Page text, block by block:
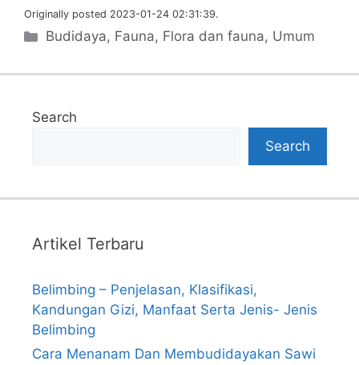
Originally posted 2023-01-24 02:31:39.
Categories
Budidaya, Fauna, Flora dan fauna, Umum
Search
Search
Artikel Terbaru
Belimbing – Penjelasan, Klasifikasi,
Kandungan Gizi, Manfaat Serta Jenis- Jenis
Belimbing
Cara Menanam Dan Membudidayakan Sawi